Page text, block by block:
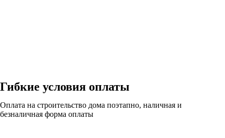
Гибкие условия оплаты
Оплата на строительство дома поэтапно, наличная и
безналичная форма оплаты